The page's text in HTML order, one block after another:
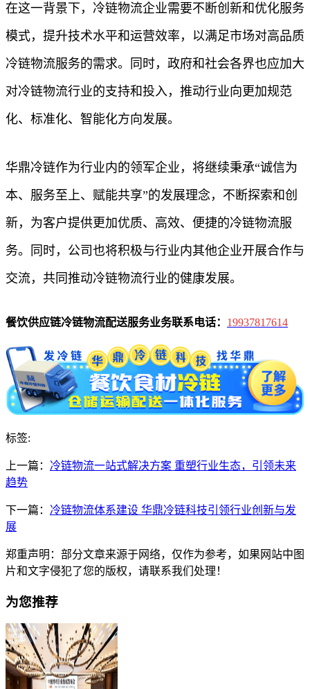
在这一背景下，冷链物流企业需要不断创新和优化服务
模式，提升技术水平和运营效率，以满足市场对高品质
冷链物流服务的需求。同时，政府和社会各界也应加大
对冷链物流行业的支持和投入，推动行业向更加规范
化、标准化、智能化方向发展。
华鼎冷链作为行业内的领军企业，将继续秉承“诚信为
本、服务至上、赋能共享”的发展理念，不断探索和创
新，为客户提供更加优质、高效、便捷的冷链物流服
务。同时，公司也将积极与行业内其他企业开展合作与
交流，共同推动冷链物流行业的健康发展。
餐饮供应链冷链物流配送服务业务联系电话： 19937817614
标签:
上一篇： 冷链物流一站式解决方案 重塑行业生态，引领未来
趋势
下一篇： 冷链物流体系建设 华鼎冷链科技引领行业创新与发
展
郑重声明：部分文章来源于网络，仅作为参考，如果网站中图
片和文字侵犯了您的版权，请联系我们处理！
为您推荐